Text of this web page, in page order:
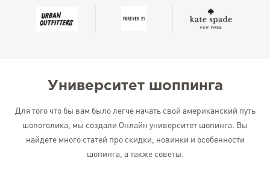
Университет шоппинга
Для того что бы вам было легче начать свой американский путь
шопоголика, мы создали Онлайн университет шопинга. Вы
найдете много статей про скидки, новинки и особенности
шопинга, а также советы.